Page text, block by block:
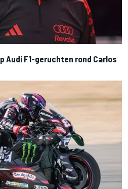
Audi F1-geruchten rond Carlos